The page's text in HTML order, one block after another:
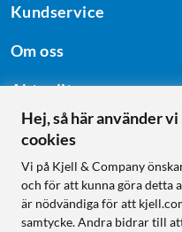
Kundservice
Om oss
Aktuellt
Följ oss
Hej, så här använder
cookies
Vi på Kjell & Company
och för att kunna göra detta
är nödvändiga för att
samtycke. Andra bidrar till